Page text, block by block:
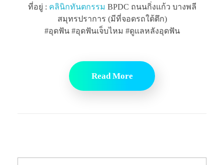
ที่อยู่ : คลินิกทันตกรรม BPDC ถนนกิ่งแก้ว บางพลี
สมุทรปราการ (มีที่จอดรถใต้ตึก)
#อุดฟัน #อุดฟันเจ็บไหม #ดูแลหลังอุดฟัน
Read More